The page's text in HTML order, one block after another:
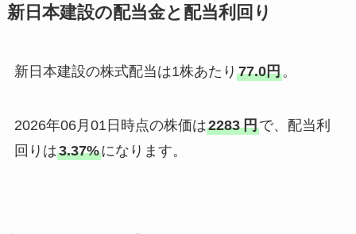
新日本建設の配当金と配当利回り
新日本建設の株式配当は1株あたり 77.0円。
2026年06月01日時点の株価は2283 円で、配当利
回りは3.37%になります。